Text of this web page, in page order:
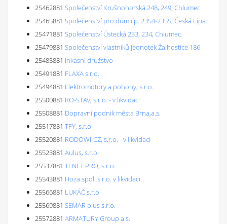
25462881 Společenství Krušnohorská 248, 249, Chlumec
25465881 Společenství pro dům čp. 2354-2355, Česká Lípa
25471881 Společenství Ústecká 233, 234, Chlumec
25479881 Společenství vlastníků jednotek Žalhostice 186
25485881 Inkasní družstvo
25491881 FLAXA s.r.o.
25494881 Elektromotory a pohony, s.r.o.
25500881 RO-STAV, s.r.o. - v likvidaci
25508881 Dopravní podnik města Brna,a.s.
25517881 TFY, s.r.o.
25520881 RODOWI-CZ, s.r.o. - v likvidaci
25523881 Aulus, s.r.o.
25537881 TENET PRO, s.r.o.
25543881 Hoza spol. s r.o. v likvidaci
25566881 LUKÁČ s.r.o.
25569881 SEMAR plus s.r.o.
25572881 ARMATURY Group a.s.